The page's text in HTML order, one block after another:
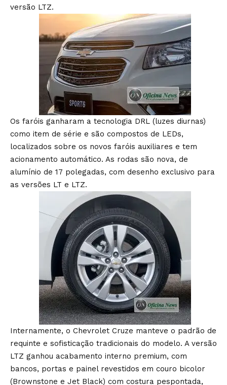
versão LTZ.
Os faróis ganharam a tecnologia DRL (luzes diurnas)
como item de série e são compostos de LEDs,
localizados sobre os novos faróis auxiliares e tem
acionamento automático. As rodas são nova, de
alumínio de 17 polegadas, com desenho exclusivo para
as versões LT e LTZ.
Internamente, o Chevrolet Cruze manteve o padrão de
requinte e sofisticação tradicionais do modelo. A versão
LTZ ganhou acabamento interno premium, com
bancos, portas e painel revestidos em couro bicolor
(Brownstone e Jet Black) com costura pespontada,